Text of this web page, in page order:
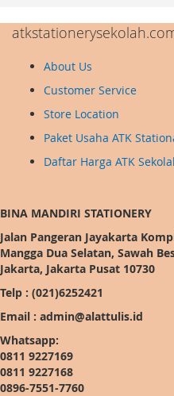
About Us
Customer Service
Store Location
Paket Usaha ATK
Daftar Harga ATK
BINA MANDIRI STATIONERY
Jalan Pangeran Jayakarta
Mangga Dua Selatan, Sawah
Jakarta, Jakarta Pusat 10730
Telp : (021)6252421
Email : admin@alattulis.id
Whatsapp:
0811 9227169
0811 9227168
0896-7551-7760